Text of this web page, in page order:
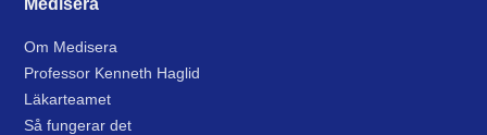
Om Medisera
Professor Kenneth Haglid
Läkarteamet
Så fungerar det